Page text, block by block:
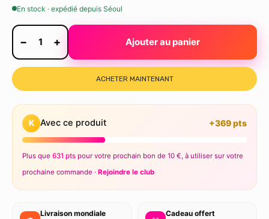
En stock · expédié depuis Séoul
− 1 + Ajouter au panier
ACHETER MAINTENANT
K Avec ce produit +369 pts
Plus que 631 pts pour votre prochain bon de 10 €, à utiliser sur votre
prochaine commande · Rejoindre le club
Livraison mondiale Cadeau offert